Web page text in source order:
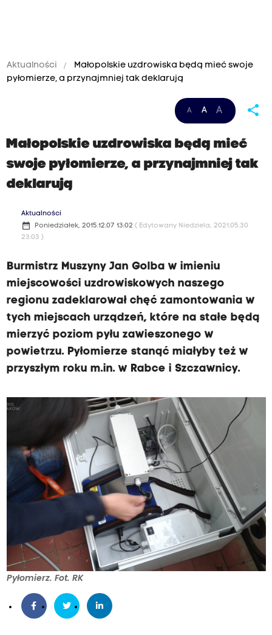
Aktualności
Małopolskie uzdrowiska będą mieć swoje
pyłomierze, a przynajmniej tak deklarują
A A A share
Małopolskie uzdrowiska będą mieć
swoje pyłomierze, a przynajmniej tak
deklarują
Aktualności
date_range Poniedziałek, 2015.12.07 13:02 ( Edytowany Niedziela, 2021.05.30
23:03 )
Burmistrz Muszyny Jan Golba w imieniu
miejscowości uzdrowiskowych naszego
regionu zadeklarował chęć zamontowania w
tych miejscach urządzeń, które na stałe będą
mierzyć poziom pyłu zawieszonego w
powietrzu. Pyłomierze stanąć miałyby też w
przyszłym roku m.in. w Rabce i Szczawnicy.
Pyłomierz. Fot. RK